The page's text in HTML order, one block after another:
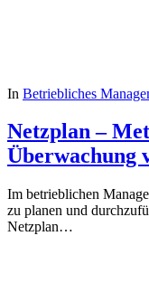
In Betriebliches
Netzplan –
Überwachung
Im betrieblichen
zu planen und
Netzplan…